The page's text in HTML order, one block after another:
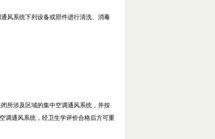
风系统下列设备或部件进行清洗、消毒
所涉及区域的集中空调通风系统，并按
调通风系统，经卫生学评价合格后方可重